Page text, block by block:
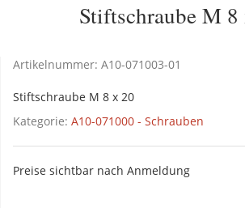
Stiftschraube M 8
Artikelnummer: A10-071003-01
Stiftschraube M 8 x 20
Kategorie: A10-071000 - Schrauben
Preise sichtbar nach Anmeldung